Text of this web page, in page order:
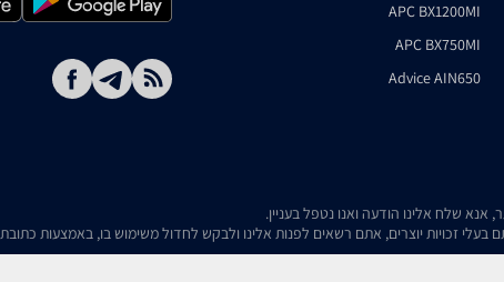
APC BX1200MI
APC BX750MI
Advice AIN650
זכויות יוצרים, אתם רשאים לפנות אלינו ולבקש לחדול משימוש בו, באמצעות